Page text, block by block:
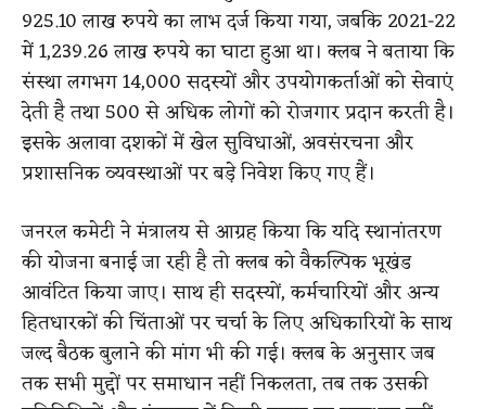
925.10 लाख रुपये का लाभ दर्ज किया गया, जबकि 2021-22
में 1,239.26 लाख रुपये का घाटा हुआ था। क्लब ने बताया कि
संस्था लगभग 14,000 सदस्यों और उपयोगकर्ताओं को सेवाएं
देती है तथा 500 से अधिक लोगों को रोजगार प्रदान करती है।
इसके अलावा दशकों में खेल सुविधाओं, अवसंरचना और
प्रशासनिक व्यवस्थाओं पर बड़े निवेश किए गए हैं।
जनरल कमेटी ने मंत्रालय से आग्रह किया कि यदि स्थानांतरण
की योजना बनाई जा रही है तो क्लब को वैकल्पिक भूखंड
आवंटित किया जाए। साथ ही सदस्यों, कर्मचारियों और अन्य
हितधारकों की चिंताओं पर चर्चा के लिए अधिकारियों के साथ
जल्द बैठक बुलाने की मांग भी की गई। क्लब के अनुसार जब
तक सभी मुद्दों पर समाधान नहीं निकलता, तब तक उसकी